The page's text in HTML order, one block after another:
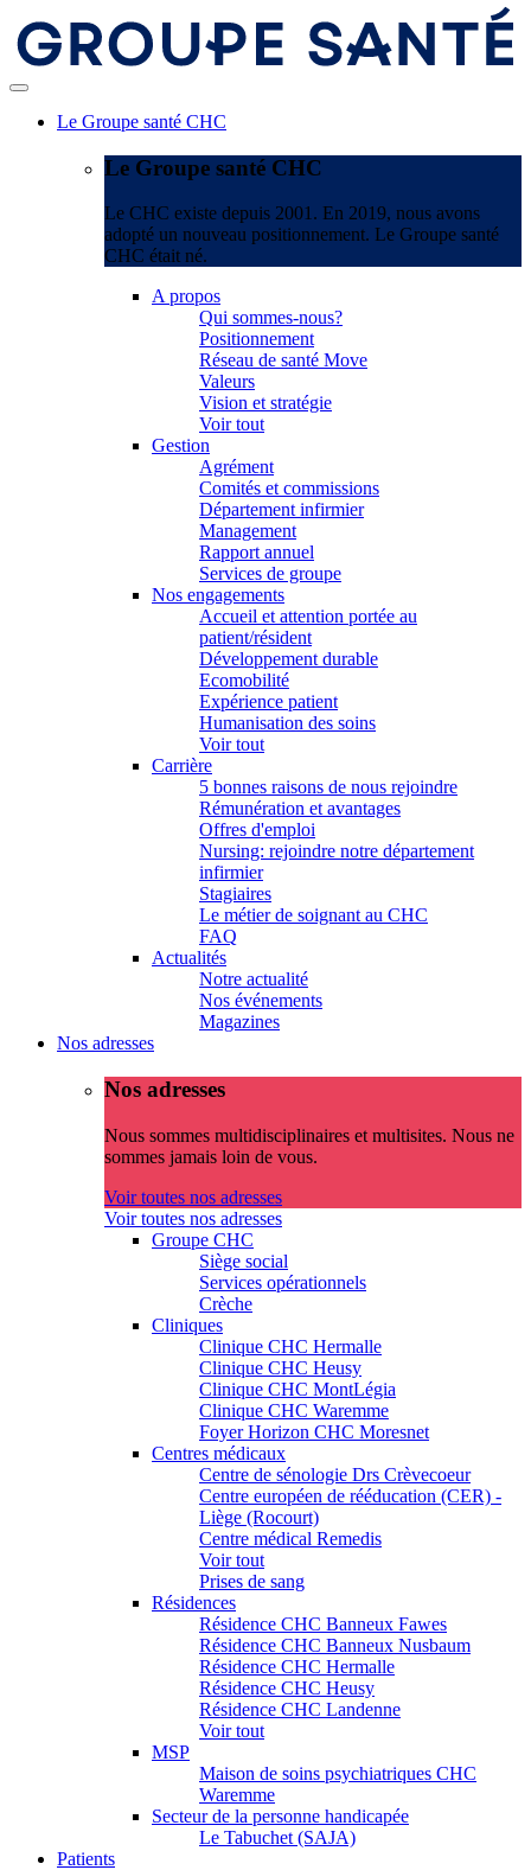
Le Groupe santé CHC
Le Groupe santé CHC
Le CHC existe depuis 2001. En 2019, nous avons
adopté un nouveau positionnement. Le Groupe santé
CHC était né.
A propos
Qui sommes-nous?
Positionnement
Réseau de santé Move
Valeurs
Vision et stratégie
Voir tout
Gestion
Agrément
Comités et commissions
Département infirmier
Management
Rapport annuel
Services de groupe
Nos engagements
Accueil et attention portée au
patient/résident
Développement durable
Ecomobilité
Expérience patient
Humanisation des soins
Voir tout
Carrière
5 bonnes raisons de nous rejoindre
Rémunération et avantages
Offres d'emploi
Nursing: rejoindre notre département
infirmier
Stagiaires
Le métier de soignant au CHC
FAQ
Actualités
Notre actualité
Nos événements
Magazines
Nos adresses
Nos adresses
Nous sommes multidisciplinaires et multisites. Nous ne
sommes jamais loin de vous.
Voir toutes nos adresses
Voir toutes nos adresses
Groupe CHC
Siège social
Services opérationnels
Crèche
Cliniques
Clinique CHC Hermalle
Clinique CHC Heusy
Clinique CHC MontLégia
Clinique CHC Waremme
Foyer Horizon CHC Moresnet
Centres médicaux
Centre de sénologie Drs Crèvecoeur
Centre européen de rééducation (CER) -
Liège (Rocourt)
Centre médical Remedis
Voir tout
Prises de sang
Résidences
Résidence CHC Banneux Fawes
Résidence CHC Banneux Nusbaum
Résidence CHC Hermalle
Résidence CHC Heusy
Résidence CHC Landenne
Voir tout
MSP
Maison de soins psychiatriques CHC
Waremme
Secteur de la personne handicapée
Le Tabuchet (SAJA)
Patients